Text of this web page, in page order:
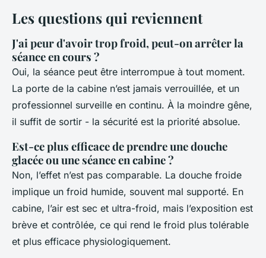
Les questions qui reviennent
J'ai peur d'avoir trop froid, peut-on arrêter la
séance en cours ?
Oui, la séance peut être interrompue à tout moment.
La porte de la cabine n’est jamais verrouillée, et un
professionnel surveille en continu. À la moindre gêne,
il suffit de sortir - la sécurité est la priorité absolue.
Est-ce plus efficace de prendre une douche
glacée ou une séance en cabine ?
Non, l’effet n’est pas comparable. La douche froide
implique un froid humide, souvent mal supporté. En
cabine, l’air est sec et ultra-froid, mais l’exposition est
brève et contrôlée, ce qui rend le froid plus tolérable
et plus efficace physiologiquement.